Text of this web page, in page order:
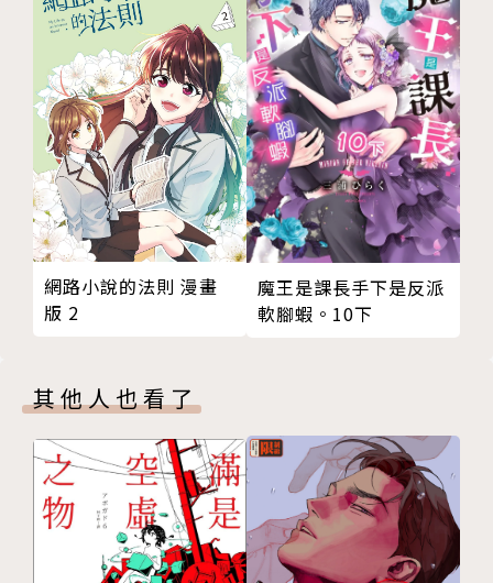
版權頁
網路小說的法則 漫畫
版 2
魔王是課長手下是反派
軟腳蝦。10下
其他人也看了